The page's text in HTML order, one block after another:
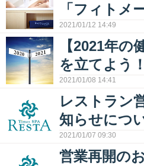
「フィトメ
2021/01/12 14:49
【2021年の
を立てよう
2021/01/08 14:41
レストラン
知らせにつ
2021/01/07 09:30
営業再開の